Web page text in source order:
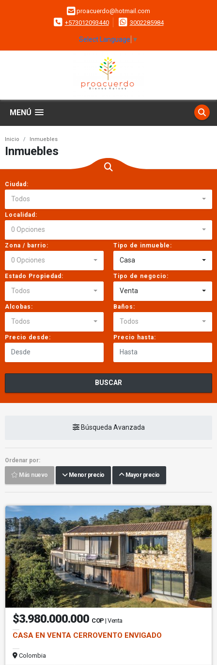
proacuerdo@hotmail.com
+573012093440
3002285984
Select Language ▼
MENÚ
Inicio Inmuebles
Inmuebles
Ciudad:
Todos
Localidad:
0 Opciones
Zona / barrio:
0 Opciones
Tipo de inmueble:
Casa
Estado Propiedad:
Todos
Tipo de negocio:
Venta
Alcobas:
Todos
Baños:
Todos
Precio desde: Precio hasta:
BUSCAR
Búsqueda Avanzada
Ordenar por:
Más nuevo Menor precio Mayor precio
$3.980.000.000 COP | Venta
CASA EN VENTA CERROVENTO ENVIGADO
Colombia